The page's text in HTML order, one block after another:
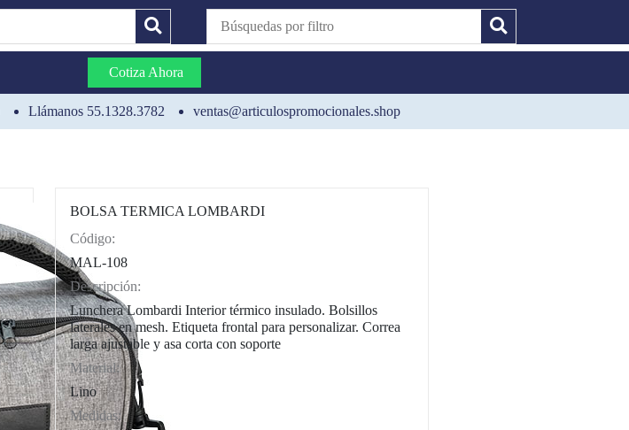
Cotiza Ahora
Llámanos 55.1328.3782
ventas@articulospromocionales.shop
BOLSA TERMICA LOMBARDI
Código:
MAL-108
Descripción:
Lunchera Lombardi Interior térmico insulado. Bolsillos
laterales en mesh. Etiqueta frontal para personalizar. Correa
larga ajustable y asa corta con soporte
Material:
Lino
Medidas: